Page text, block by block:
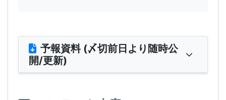
予報資料 (〆切前日より随時公
開/更新)